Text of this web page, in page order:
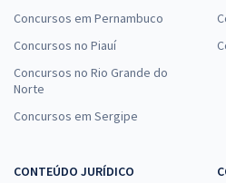
Concursos em Pernambuco
Concursos no Piauí
Concursos no Rio Grande do
Norte
Concursos em Sergipe
CONTEÚDO JURÍDICO